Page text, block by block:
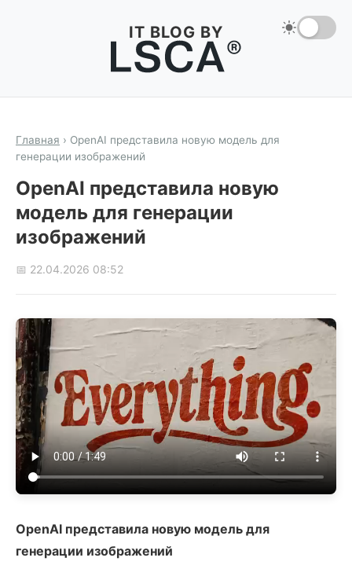
IT BLOG BY
Главная › OpenAI представила новую модель для
генерации изображений
OpenAI представила новую
модель для генерации
изображений
📅 22.04.2026 08:52
OpenAI представила новую модель для
генерации изображений